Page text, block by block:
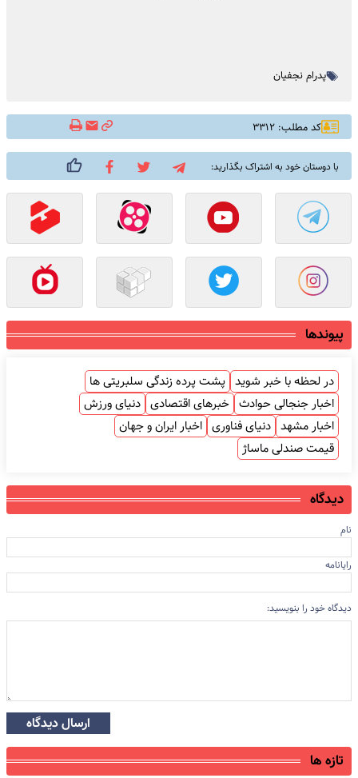
پدرام نجفیان
کد مطلب: ۳۳۱۲
با دوستان خود به اشتراک بگذارید:
پیوندها
در لحظه با خبر شوید پشت پرده زندگی سلبریتی ها
اخبار جنجالی حوادث خبرهای اقتصادی دنیای ورزش
اخبار مشهد دنیای فناوری اخبار ایران و جهان
قیمت صندلی ماساژ
دیدگاه
نام
رایانامه
دیدگاه خود را بنویسید:
ارسال دیدگاه
تازه ها